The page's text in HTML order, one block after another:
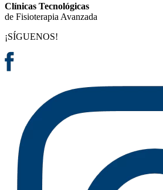
Clínicas Tecnológicas
de Fisioterapia Avanzada
¡SÍGUENOS!